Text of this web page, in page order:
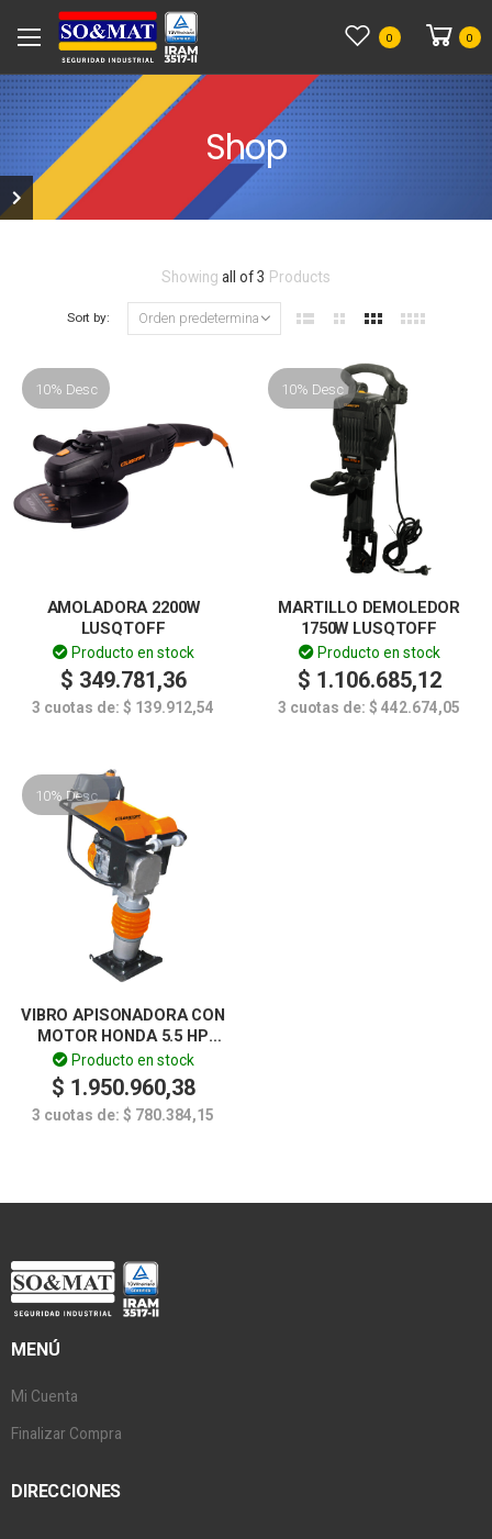
0 0
Shop
Showing all of 3 Products
Sort by:
10% Desc
AMOLADORA 2200W
LUSQTOFF
Producto en stock
$ 349.781,36
3 cuotas de: $ 139.912,54
10% Desc
MARTILLO DEMOLEDOR
1750W LUSQTOFF
Producto en stock
$ 1.106.685,12
3 cuotas de: $ 442.674,05
10% Desc
VIBRO APISONADORA CON
MOTOR HONDA 5.5 HP
LUSQTOFF
Producto en stock
$ 1.950.960,38
3 cuotas de: $ 780.384,15
MENÚ
Mi Cuenta
Finalizar Compra
DIRECCIONES